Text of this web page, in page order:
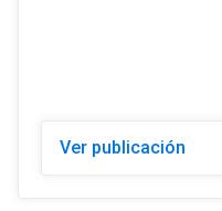
Ver publicación